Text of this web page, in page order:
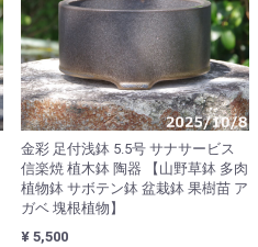
金彩 足付浅鉢 5.5号 サナサービス
信楽焼 植木鉢 陶器 【山野草鉢 多肉
植物鉢 サボテン鉢 盆栽鉢 果樹苗 ア
ガベ 塊根植物】
¥ 5,500